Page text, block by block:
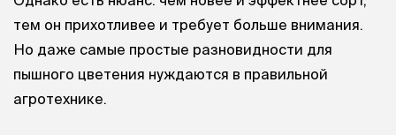
тем он прихотливее и требует больше внимания.
Но даже самые простые разновидности для
пышного цветения нуждаются в правильной
агротехнике.